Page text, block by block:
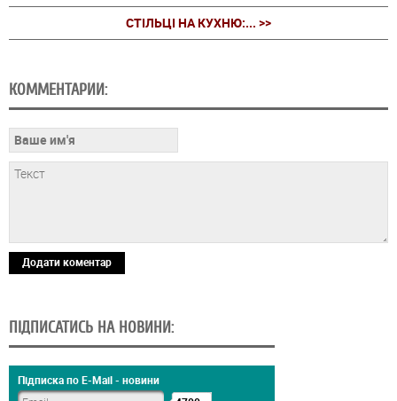
СТІЛЬЦІ НА КУХНЮ:... >>
КОММЕНТАРИИ:
Додати коментар
ПІДПИСАТИСЬ НА НОВИНИ:
Підписка по E-Mail - новини